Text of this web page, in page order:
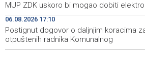
Drugi Festival bakri okupio
Livna
MUP ZDK uskoro bi mogao dobiti
06.08.2026 17:10
Postignut dogovor o daljnjim koracima
otpuštenih radnika Komunalnog